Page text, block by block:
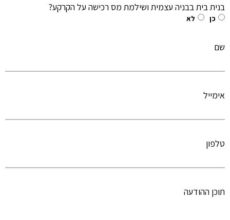
בנית בית בבניה עצמית ושילמת מס רכישה על הקרקע?
כן לא
שם
אימייל
טלפון
תוכן ההודעה